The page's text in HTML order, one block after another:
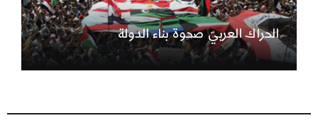
الحراك العربيّ صحوة بناء الدولة